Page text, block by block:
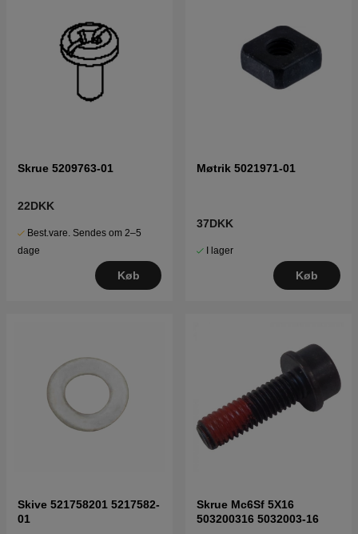
Skrue 5209763-01
22DKK
Best.vare. Sendes om 2–5
dage
Køb
Møtrik 5021971-01
37DKK
I lager
Køb
Skive 521758201 5217582-
01
Skrue Mc6Sf 5X16
503200316 5032003-16